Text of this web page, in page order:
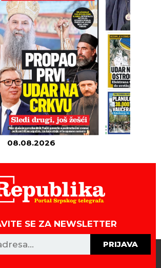
08.08.2026
SE ZA NEWSLETTER
PRIJAVA